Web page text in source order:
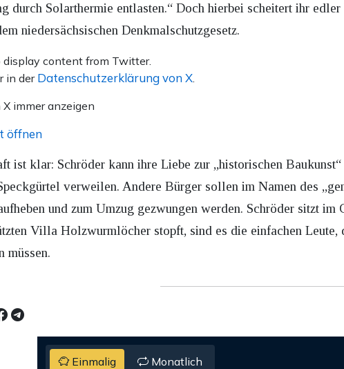
durch Solarthermie entlasten.“ Doch hierbei scheitert ihr
niedersächsischen Denkmalschutzgesetz.
display content from Twitter.
in der Datenschutzerklärung von X.
immer anzeigen
öffnen
ist klar: Schröder kann ihre Liebe zur „historischen
verweilen. Andere Bürger sollen im Namen des
und zum Umzug gezwungen werden. Schröder sitzt
Villa Holzwurmlöcher stopft, sind es die einfachen Leute,
müssen.
Einmalig Monatlich